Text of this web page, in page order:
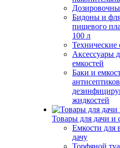
Бидоны и
пищевого
100 л
Технические
Аксессуары
емкостей
Баки и
жидкостей
Товары для дачи и
Емкости для
дачу
Торфяной